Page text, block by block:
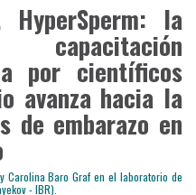
HyperSperm: la
por científicos
avanza hacia la
de embarazo en